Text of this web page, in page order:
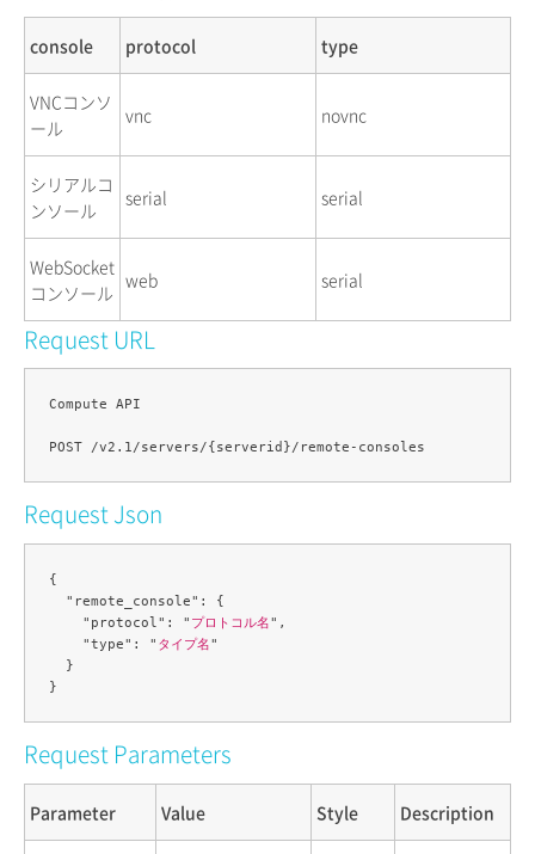
サポート
ログイン
console protocol type
VNCコンソ
ール
vnc novnc
シリアルコ
ンソール
serial serial
WebSocket
コンソール
web serial
Request URL
Compute API
Request Json
{
  "remote_console": {
    "protocol": "
プロトコル名",
    "type": "
タイプ名"
  }
Request Parameters
Parameter Value Style Description